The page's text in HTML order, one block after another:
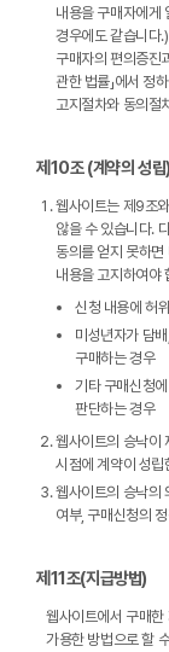
내용을 구매자에게
경우에도 같습니다
구매자의 편의증진
관한 법률」에서 정
고지절차와 동의절
제10조 (계약의 성립)
웹사이트는 제9조
않을 수 있습니다.
동의를 얻지 못하
내용을 고지하여야
신청 내용에 허
미성년자가 담
구매하는 경우
기타 구매신청
판단하는 경우
웹사이트의 승낙이
시점에 계약이 성립
웹사이트의 승낙의
여부, 구매신청의
제11조(지급방법)
웹사이트에서 구매한
가용한 방법으로 할